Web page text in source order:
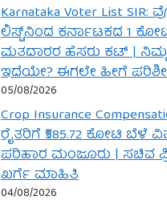
Karnataka Voter List
ಲಿಸ್ಟ್‌ನಿಂದ ಕರ್ನಾಟಕದ 1
ಮತದಾರರ ಹೆಸರು ಕಟ್ |
ಇದೆಯೇ? ಈಗಲೇ ಹೀಗೆ
05/08/2026
Crop Insurance
ರೈತರಿಗೆ ₹585.72 ಕೋಟಿ ಬೆಳೆ
ಪರಿಹಾರ ಮಂಜೂರು | ಸಚಿವ
ಖರ್ಗೆ ಮಾಹಿತಿ
04/08/2026